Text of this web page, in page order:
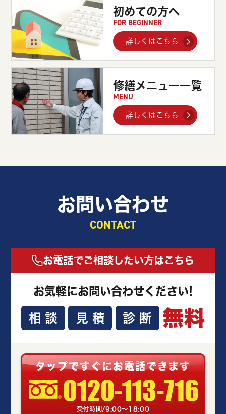
初めての方へ
FOR BEGINNER
詳しくはこちら
修繕メニュー一覧
MENU
詳しくはこちら
お問い合わせ
CONTACT
お電話でご相談したい方はこちら
お気軽にお問い合わせください!
相談 見積 診断 無料
タップですぐにお電話できます
0120-113-716
受付時間/9:00～18:00